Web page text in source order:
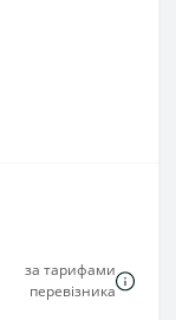
за тарифами
перевізника